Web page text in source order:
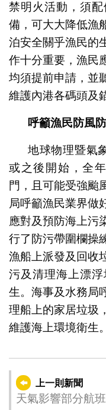
禁明火活動，須
備，可大大降低漁
泊安全關乎漁民的
作十分重要，漁民
均須提前申請，並
維護內港各碼頭及
呼籲漁民防風
地球物理暨氣
或之後開始，全
門，且可能受強颱
局呼籲漁民業界做
應對及預防海上污
行了防污帶圍欄操
漁船上派發及回收
污及清理海上漂
生。海事及水務局
理船上的家居垃圾
維護海上環境衛生。
上一則新聞
天氣影響部分航